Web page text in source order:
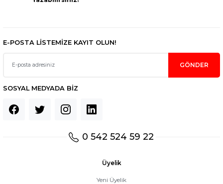
Gönder
E-POSTA LİSTEMİZE KAYIT OLUN!
GÖNDER
SOSYAL MEDYADA BİZ
0 542 524 59 22
Üyelik
Yeni Üyelik